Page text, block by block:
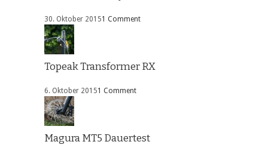
30. Oktober 20151 Comment
Topeak Transformer RX
6. Oktober 20151 Comment
Magura MT5 Dauertest